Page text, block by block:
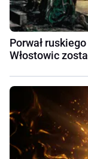
Porwał
Włostowic